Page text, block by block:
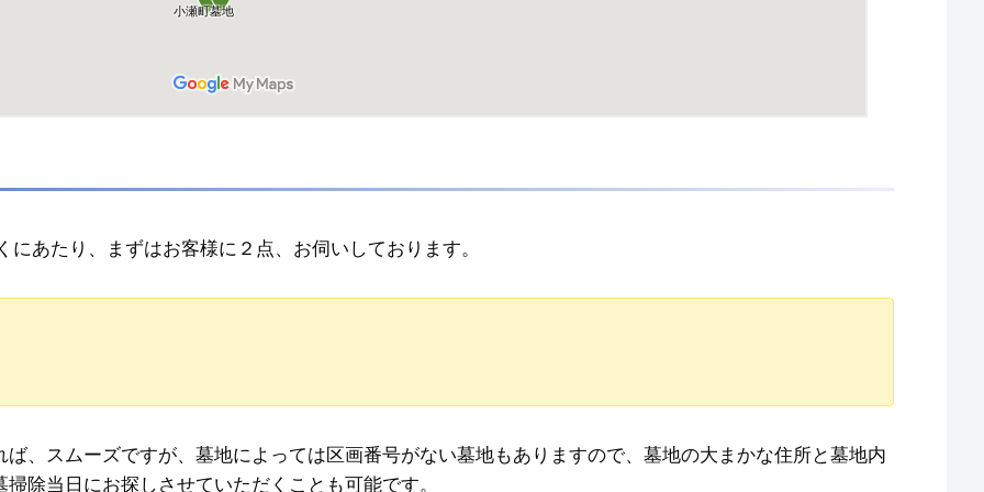
あたり、まずはお客様に２点、お伺いしております。
、スムーズですが、墓地によっては区画番号がない墓地もありますので、墓地の大まかな住所と墓地内
除当日にお探しさせていただくことも可能です。